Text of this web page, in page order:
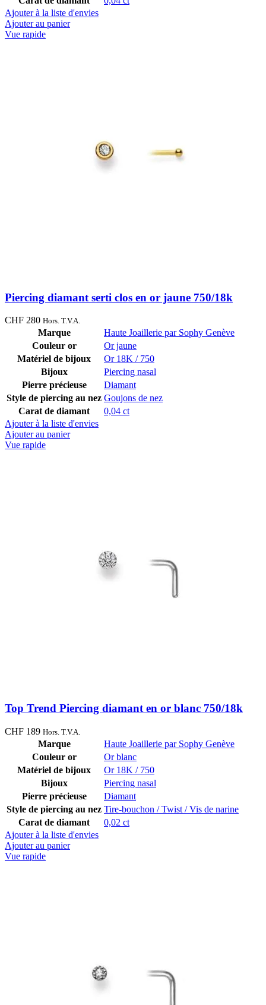
Ajouter à la liste d'envies
Ajouter au panier
Vue rapide
Piercing diamant serti clos en or jaune 750/18k
CHF 280 Hors. T.V.A.
Marque
Haute Joaillerie par Sophy Genève
Couleur or
Or jaune
Matériel de bijoux
Or 18K / 750
Bijoux
Piercing nasal
Pierre précieuse
Diamant
Style de piercing au nez Goujons de nez
Carat de diamant
0,04 ct
Ajouter à la liste d'envies
Ajouter au panier
Vue rapide
Top Trend Piercing diamant en or blanc 750/18k
CHF 189 Hors. T.V.A.
Marque
Haute Joaillerie par Sophy Genève
Couleur or
Or blanc
Matériel de bijoux
Or 18K / 750
Bijoux
Piercing nasal
Pierre précieuse
Diamant
Style de piercing au nez Tire-bouchon / Twist / Vis de narine
Carat de diamant
0,02 ct
Ajouter à la liste d'envies
Ajouter au panier
Vue rapide